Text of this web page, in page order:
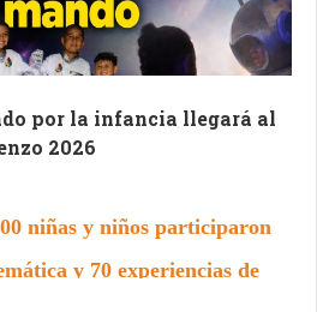
de monetización para
del país.
por la infancia llegará al
2026
niñas y niños participaron
y 70 experiencias de